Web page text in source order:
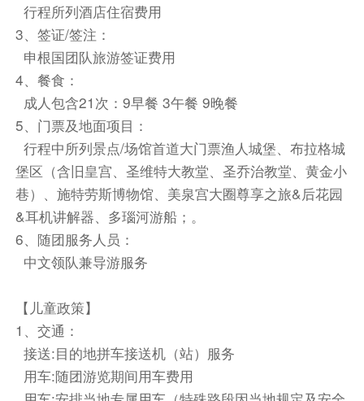
洞穴餐厅
【布杰约维采市政厅】外观
【普热米斯尔·奥托卡二世广场】
团餐
或Dvorak Hotel Ceske Budejovice
餐饮
早餐：自理
中餐：自理
晚餐：自理
住宿
布杰约维采酒店 或 望大酒店 或 凯隆会议酒店-契斯凯
巴德杰维契 或 萨沃伊酒店 或 维塔Spa酒店 或 Orea
第6天
酒店内
自理
行程所列酒店住宿费用
3、签证/签注：
申根国团队旅游签证费用
4、餐食：
成人包含21次：9早餐 3午餐 9晚餐
5、门票及地面项目：
行程中所列景点/场馆首道大门票渔人城堡、布拉格城
堡区（含旧皇宫、圣维特大教堂、圣乔治教堂、黄金小
巷）、施特劳斯博物馆、美泉宫大圈尊享之旅&后花园
&耳机讲解器、多瑙河游船；。
6、随团服务人员：
中文领队兼导游服务
【儿童政策】
1、交通：
接送:目的地拼车接送机（站）服务
用车:随团游览期间用车费用